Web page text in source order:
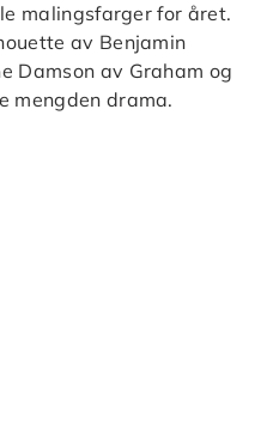
malingsfarger for året.
av Benjamin
Damson av Graham og
mengden drama.